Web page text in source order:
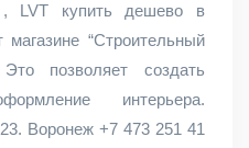
LVT купить дешево в
“Строительный
Это позволяет создать
интерьера.
Воронеж +7 473 251 41